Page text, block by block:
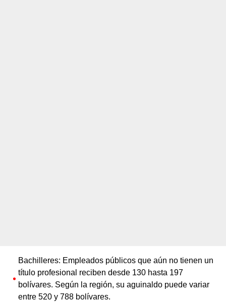
Bachilleres: Empleados públicos que aún no tienen un
título profesional reciben desde 130 hasta 197
bolívares. Según la región, su aguinaldo puede variar
entre 520 y 788 bolívares.